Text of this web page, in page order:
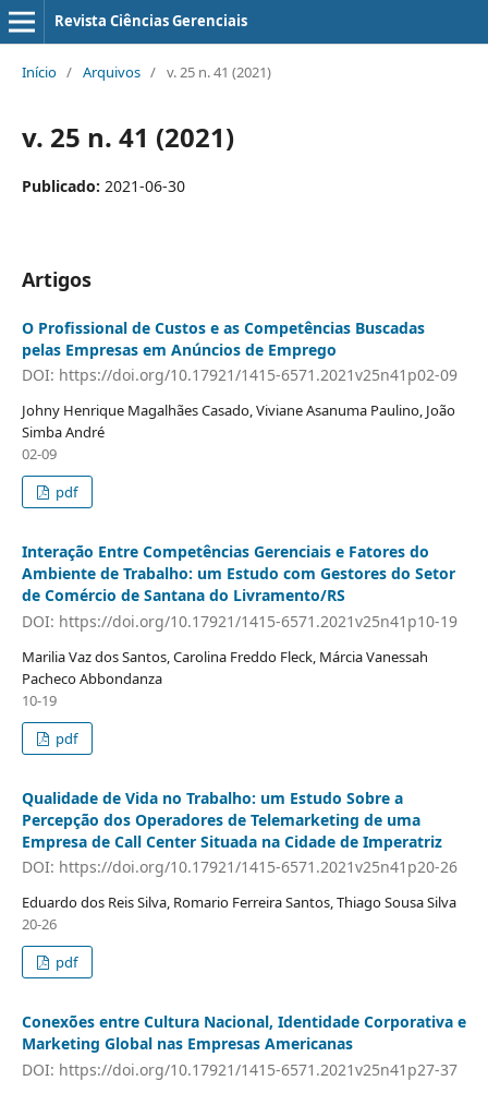
Revista Ciências Gerenciais
Início / Arquivos / v. 25 n. 41 (2021)
v. 25 n. 41 (2021)
Publicado: 2021-06-30
Artigos
O Profissional de Custos e as Competências Buscadas
pelas Empresas em Anúncios de Emprego
DOI: https://doi.org/10.17921/1415-6571.2021v25n41p02-09
Johny Henrique Magalhães Casado, Viviane Asanuma Paulino, João
Simba André
02-09
pdf
Interação Entre Competências Gerenciais e Fatores do
Ambiente de Trabalho: um Estudo com Gestores do Setor
de Comércio de Santana do Livramento/RS
DOI: https://doi.org/10.17921/1415-6571.2021v25n41p10-19
Marilia Vaz dos Santos, Carolina Freddo Fleck, Márcia Vanessah
Pacheco Abbondanza
10-19
pdf
Qualidade de Vida no Trabalho: um Estudo Sobre a
Percepção dos Operadores de Telemarketing de uma
Empresa de Call Center Situada na Cidade de Imperatriz
DOI: https://doi.org/10.17921/1415-6571.2021v25n41p20-26
Eduardo dos Reis Silva, Romario Ferreira Santos, Thiago Sousa Silva
20-26
pdf
Conexões entre Cultura Nacional, Identidade Corporativa e
Marketing Global nas Empresas Americanas
DOI: https://doi.org/10.17921/1415-6571.2021v25n41p27-37